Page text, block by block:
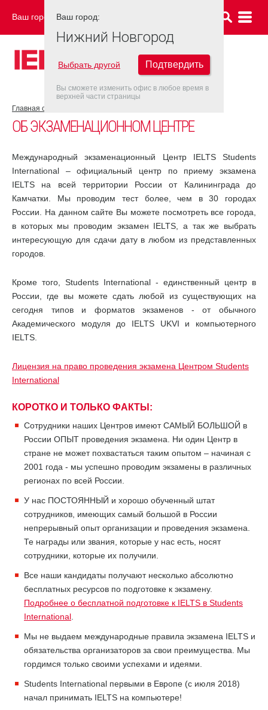
Ваш город: НИЖНИЙ НОВГОРОД
Главная страница
ОБ ЭКЗАМЕНАЦИОННОМ ЦЕНТРЕ
Международный экзаменационный Центр IELTS Students
International – официальный центр по приему экзамена
IELTS на всей территории России от Калининграда до
Камчатки. Мы проводим тест более, чем в 30 городах
России. На данном сайте Вы можете посмотреть все города,
в которых мы проводим экзамен IELTS, а так же выбрать
интересующую для сдачи дату в любом из представленных
городов.
Кроме того, Students International - единственный центр в
России, где вы можете сдать любой из существующих на
сегодня типов и форматов экзаменов - от обычного
Академического модуля до IELTS UKVI и компьютерного
IELTS.
Лицензия на право проведения экзамена Центром Students
International
КОРОТКО И ТОЛЬКО ФАКТЫ:
Сотрудники наших Центров имеют САМЫЙ БОЛЬШОЙ в
России ОПЫТ проведения экзамена. Ни один Центр в
стране не может похвастаться таким опытом – начиная с
2001 года - мы успешно проводим экзамены в различных
регионах по всей России.
У нас ПОСТОЯННЫЙ и хорошо обученный штат
сотрудников, имеющих самый большой в России
непрерывный опыт организации и проведения экзамена.
Те награды или звания, которые у нас есть, носят
сотрудники, которые их получили.
Все наши кандидаты получают несколько абсолютно
бесплатных ресурсов по подготовке к экзамену.
Подробнее о бесплатной подготовке к IELTS в Students
International
Мы не выдаем международные правила экзамена IELTS и
обязательства организаторов за свои преимущества. Мы
гордимся только своими успехами и идеями.
Students International первыми в Европе (с июля 2018)
начал принимать IELTS на компьютере!
Ваш город:
Нижний Новгород
Выбрать другой Подтвердить
Вы сможете изменить офис в любое время в
верхней части страницы